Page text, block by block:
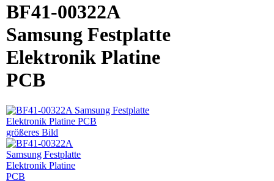
BF41-00322A
Samsung Festplatte
Elektronik Platine
PCB
größeres Bild